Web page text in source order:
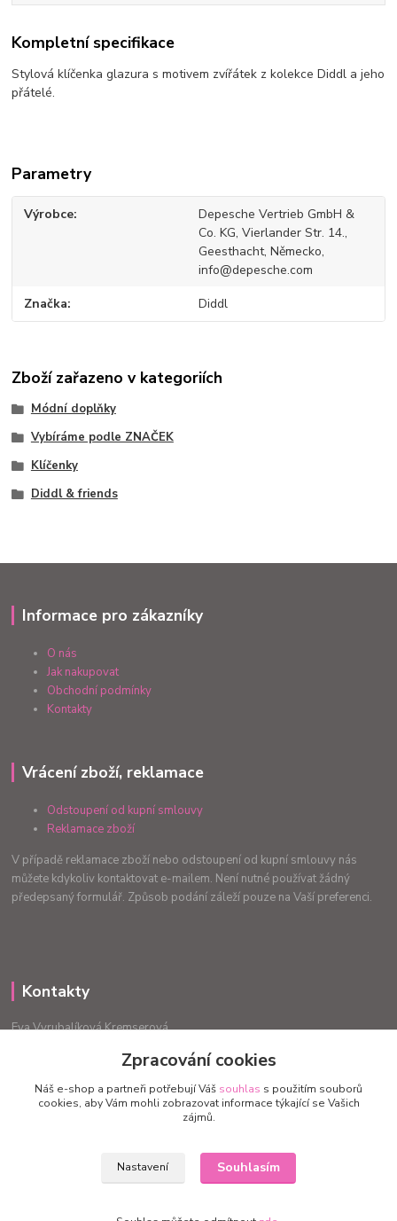
Kompletní specifikace
Stylová klíčenka glazura s motivem zvířátek z kolekce Diddl a jeho
přátelé.
Parametry
Výrobce
Depesche Vertrieb GmbH &
Co. KG, Vierlander Str. 14.,
Geesthacht, Německo,
info@depesche.com
Značka Diddl
Zboží zařazeno v kategoriích
Módní doplňky
Vybíráme podle ZNAČEK
Klíčenky
Diddl & friends
Informace pro zákazníky
O nás
Jak nakupovat
Obchodní podmínky
Kontakty
Vrácení zboží, reklamace
Odstoupení od kupní smlouvy
Reklamace zboží
V případě reklamace zboží nebo odstoupení od kupní smlouvy nás
můžete kdykoliv kontaktovat e-mailem. Není nutné používat žádný
předepsaný formulář. Způsob podání záleží pouze na Vaší preferenci.
Kontakty
Eva Vyrubalíková Kremserová
info.radost@email.cz
Upravit sběr cookies.
Zpracování cookies
Náš e-shop a partneři potřebují Váš souhlas s použitím souborů
cookies, aby Vám mohli zobrazovat informace týkající se Vašich
zájmů.
Nastavení Souhlasím